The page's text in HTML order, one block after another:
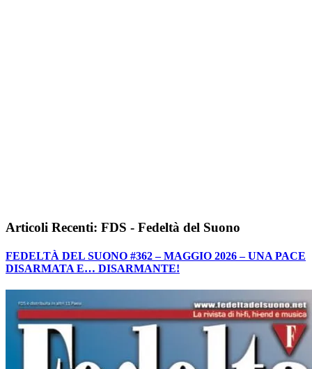
Articoli Recenti: FDS - Fedeltà del Suono
FEDELTÀ DEL SUONO #362 – MAGGIO 2026 – UNA PACE
DISARMATA E… DISARMANTE!